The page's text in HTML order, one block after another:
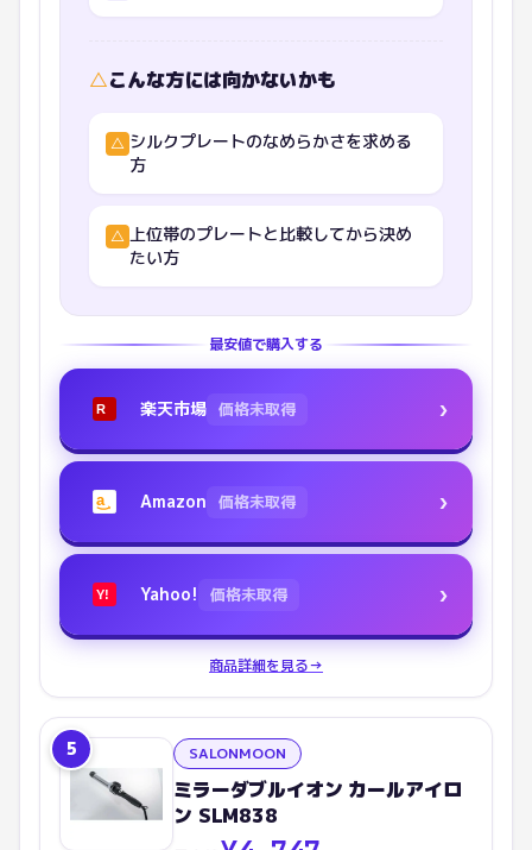
△こんな方には向かないかも
△ シルクプレートのなめらかさを求める
方
△ 上位帯のプレートと比較してから決め
たい方
最安値で購入する
R 楽天市場 価格未取得 ›
a Amazon 価格未取得 ›
Y! Yahoo! 価格未取得 ›
商品詳細を見る→
5 SALONMOON
ミラーダブルイオン カールアイロ
ン SLM838